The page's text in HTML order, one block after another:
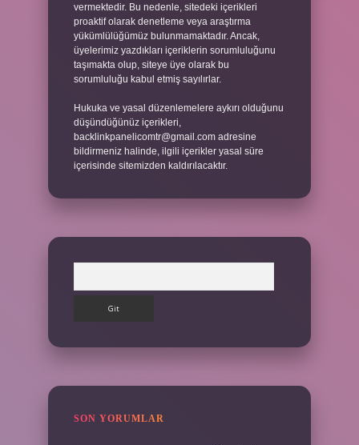
vermektedir. Bu nedenle, sitedeki içerikleri
proaktif olarak denetleme veya araştırma
yükümlülüğümüz bulunmamaktadır. Ancak,
üyelerimiz yazdıkları içeriklerin sorumluluğunu
taşımakta olup, siteye üye olarak bu
sorumluluğu kabul etmiş sayılırlar.
Hukuka ve yasal düzenlemelere aykırı olduğunu
düşündüğünüz içerikleri,
backlinkpanelicomtr@gmail.com adresine
bildirmeniz halinde, ilgili içerikler yasal süre
içerisinde sitemizden kaldırılacaktır.
SON YORUMLAR